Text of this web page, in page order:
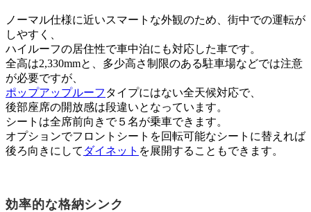
ノーマル仕様に近いスマートな外観のため、街中での運転が
しやすく、
ハイルーフの居住性で車中泊にも対応した車です。
全高は2,330mmと、多少高さ制限のある駐車場などでは注意
が必要ですが、
ポップアップルーフ タイプにはない全天候対応で、
後部座席の開放感は段違いとなっています。
シートは全席前向きで５名が乗車できます。
オプションでフロントシートを回転可能なシートに替えれば
後ろ向きにして ダイネット を展開することもできます。
効率的な格納シンク